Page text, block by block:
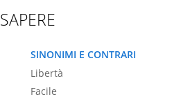
SAPERE
SINONIMI E CONTRARI
Libertà
Facile